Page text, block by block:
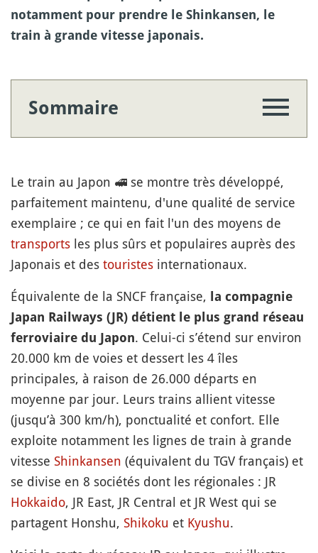
notamment pour prendre le Shinkansen, le
train à grande vitesse japonais.
Sommaire
Le train au Japon 🚅 se montre très développé,
parfaitement maintenu, d'une qualité de service
exemplaire ; ce qui en fait l'un des moyens de
transports les plus sûrs et populaires auprès des
Japonais et des touristes internationaux.
Équivalente de la SNCF française, la compagnie
Japan Railways (JR) détient le plus grand réseau
ferroviaire du Japon. Celui-ci s’étend sur environ
20.000 km de voies et dessert les 4 îles
principales, à raison de 26.000 départs en
moyenne par jour. Leurs trains allient vitesse
(jusqu’à 300 km/h), ponctualité et confort. Elle
exploite notamment les lignes de train à grande
vitesse Shinkansen (équivalent du TGV français) et
se divise en 8 sociétés dont les régionales : JR
Hokkaido, JR East, JR Central et JR West qui se
partagent Honshu, Shikoku et Kyushu.